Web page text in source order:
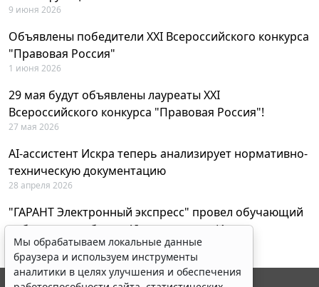
9 июня 2026
Объявлены победители XXI Всероссийского конкурса
"Правовая Россия"
1 июня 2026
29 мая будут объявлены лауреаты XXI
Всероссийского конкурса "Правовая Россия"!
27 мая 2026
AI-ассистент Искра теперь анализирует нормативно-
техническую документацию
28 апреля 2026
"ГАРАНТ Электронный экспресс" провел обучающий
вебинар по работе с AI-ассистентом Искра
23 апреля 2026
Мы обрабатываем локальные данные
браузера и используем инструменты
аналитики в целях улучшения и обеспечения